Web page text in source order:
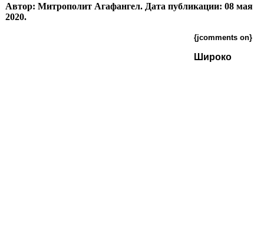
Автор: Митрополит Агафангел. Дата публикации: 08 мая
2020.
{jcomments on}
Широко